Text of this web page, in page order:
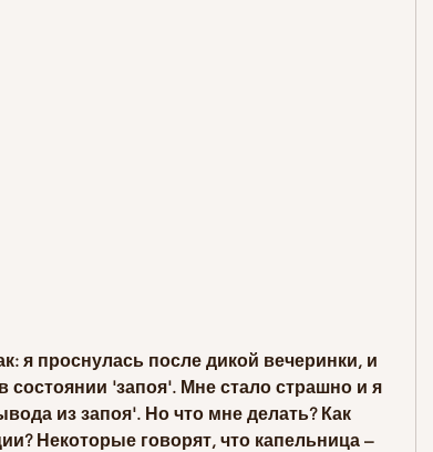
я проснулась после дикой вечеринки, и
состоянии 'запоя'. Мне стало страшно и я
из запоя'. Но что мне делать? Как
Некоторые говорят, что капельница –